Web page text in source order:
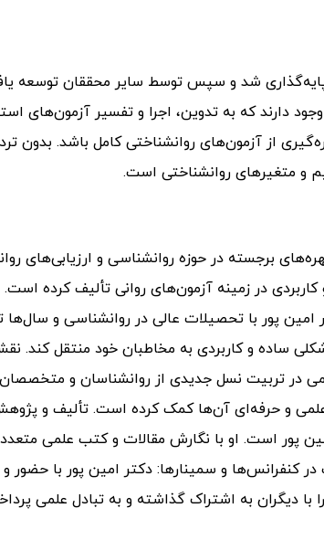
پایه‌گذاری شد و سپس توسط سایر محققان توسعه
دارند که به تدوین، اجرا و تفسیر آزمون‌های
از آزمون‌های روانشناختی کامل باشد. بدون
و متغیرهای روانشناختی است.
برجسته در حوزه روانشناسی و ارزیابی‌های
در زمینه آزمون‌های روانی تألیف کرده است.
پور با تحصیلات عالی در روانشناسی و سال‌ها
ساده و کاربردی به مخاطبان خود منتقل کند.
در تربیت نسل جدیدی از روانشناسان و
علمی و حرفه‌ای آن‌ها کمک کرده است. تألیف و
پور است. او با نگارش مقالات و کتب علمی
و سمینارها: دکتر امین پور با حضور و
با دیگران به اشتراک گذاشته و به تبادل علمی